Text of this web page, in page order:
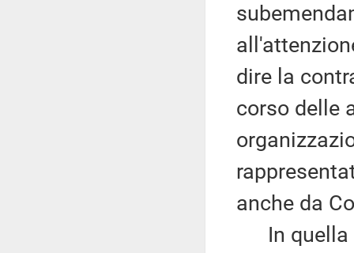
dire la
corso delle
anche da
In quella